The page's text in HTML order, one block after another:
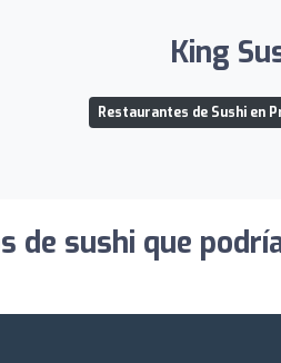
King
Restaurantes de Sushi en
de sushi que